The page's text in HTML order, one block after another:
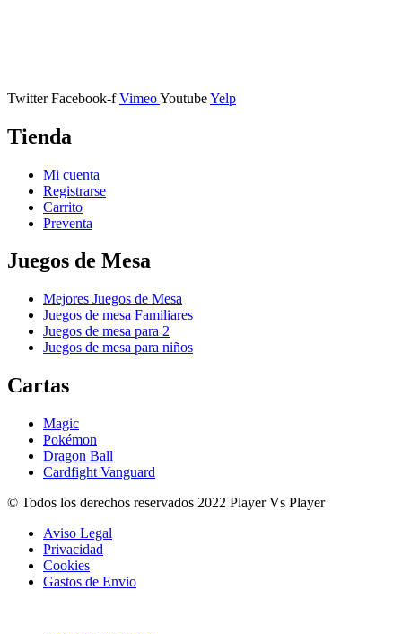
Twitter Facebook-f VimeoYoutubeYelp
Tienda
Mi cuenta
Registrarse
Carrito
Preventa
Juegos de Mesa
Mejores Juegos de Mesa
Juegos de mesa Familiares
Juegos de mesa para 2
Juegos de mesa para niños
Cartas
Magic
Pokémon
Dragon Ball
Cardfight Vanguard
© Todos los derechos reservados 2022 Player Vs Player
Aviso Legal
Privacidad
Cookies
Gastos de Envio